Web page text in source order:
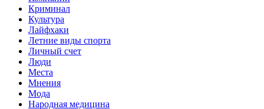
Криминал
Культура
Лайфхаки
Летние виды спорта
Личный счет
Люди
Места
Мнения
Мода
Народная медицина